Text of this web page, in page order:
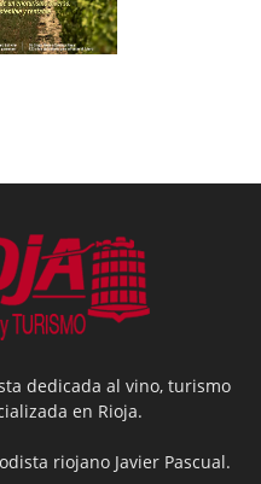
dedicada al vino, turismo
en Rioja.
riojano Javier Pascual.